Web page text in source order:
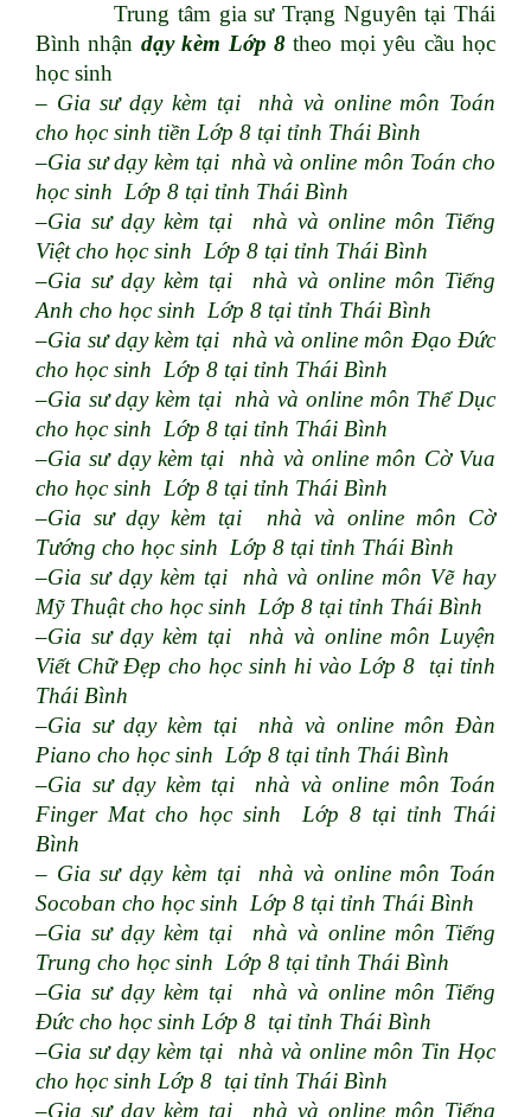
Trung tâm gia sư Trạng Nguyên tại Thái
Bình nhận dạy kèm Lớp 8 theo mọi yêu cầu học
học sinh
– Gia sư dạy kèm tại nhà và online môn Toán
cho học sinh tiền Lớp 8 tại tỉnh Thái Bình
–Gia sư dạy kèm tại nhà và online môn Toán cho
học sinh Lớp 8 tại tỉnh Thái Bình
–Gia sư dạy kèm tại nhà và online môn Tiếng
Việt cho học sinh Lớp 8 tại tỉnh Thái Bình
–Gia sư dạy kèm tại nhà và online môn Tiếng
Anh cho học sinh Lớp 8 tại tỉnh Thái Bình
–Gia sư dạy kèm tại nhà và online môn Đạo Đức
cho học sinh Lớp 8 tại tỉnh Thái Bình
–Gia sư dạy kèm tại nhà và online môn Thể Dục
cho học sinh Lớp 8 tại tỉnh Thái Bình
–Gia sư dạy kèm tại nhà và online môn Cờ Vua
cho học sinh Lớp 8 tại tỉnh Thái Bình
–Gia sư dạy kèm tại nhà và online môn Cờ
Tướng cho học sinh Lớp 8 tại tỉnh Thái Bình
–Gia sư dạy kèm tại nhà và online môn Vẽ hay
Mỹ Thuật cho học sinh Lớp 8 tại tỉnh Thái Bình
–Gia sư dạy kèm tại nhà và online môn Luyện
Viết Chữ Đẹp cho học sinh hi vào Lớp 8 tại tỉnh
Thái Bình
–Gia sư dạy kèm tại nhà và online môn Đàn
Piano cho học sinh Lớp 8 tại tỉnh Thái Bình
–Gia sư dạy kèm tại nhà và online môn Toán
Finger Mat cho học sinh Lớp 8 tại tỉnh Thái
Bình
– Gia sư dạy kèm tại nhà và online môn Toán
Socoban cho học sinh Lớp 8 tại tỉnh Thái Bình
–Gia sư dạy kèm tại nhà và online môn Tiếng
Trung cho học sinh Lớp 8 tại tỉnh Thái Bình
–Gia sư dạy kèm tại nhà và online môn Tiếng
Đức cho học sinh Lớp 8 tại tỉnh Thái Bình
–Gia sư dạy kèm tại nhà và online môn Tin Học
cho học sinh Lớp 8 tại tỉnh Thái Bình
–Gia sư dạy kèm tại nhà và online môn Tiếng